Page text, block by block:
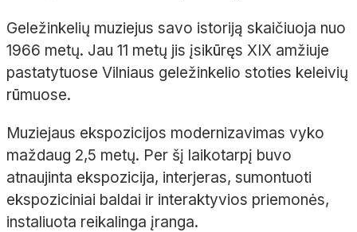
Geležinkelių muziejus savo istoriją skaičiuoja nuo
1966 metų. Jau 11 metų jis įsikūręs XIX amžiuje
pastatytuose Vilniaus geležinkelio stoties keleivių
rūmuose.
Muziejaus ekspozicijos modernizavimas vyko
maždaug 2,5 metų. Per šį laikotarpį buvo
atnaujinta ekspozicija, interjeras, sumontuoti
ekspoziciniai baldai ir interaktyvios priemonės,
instaliuota reikalinga įranga.